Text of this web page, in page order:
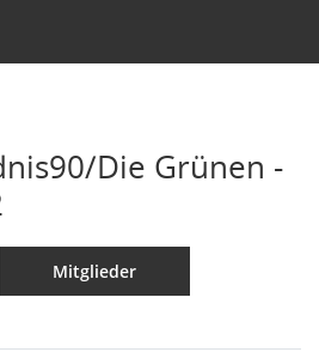
Die Grünen -
Mitglieder